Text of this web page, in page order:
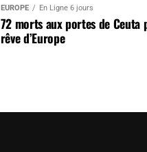
EUROPE En Ligne 6 jours
72 morts aux portes de Ceuta
rêve d’Europe